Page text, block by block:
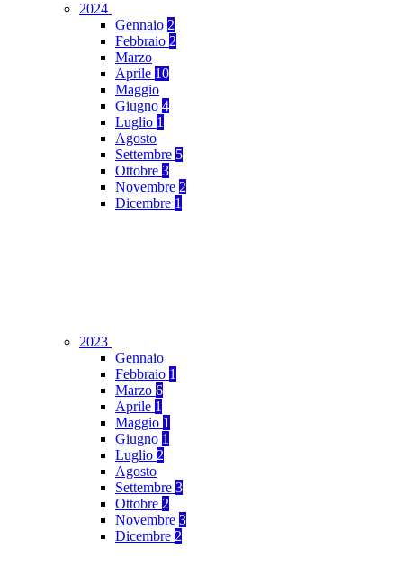
2024
Gennaio 2
Febbraio 2
Marzo
Aprile 10
Maggio
Giugno 4
Luglio 1
Agosto
Settembre 5
Ottobre 3
Novembre 2
Dicembre 1
2023
Gennaio
Febbraio 1
Marzo 6
Aprile 1
Maggio 1
Giugno 1
Luglio 2
Agosto
Settembre 3
Ottobre 2
Novembre 3
Dicembre 2